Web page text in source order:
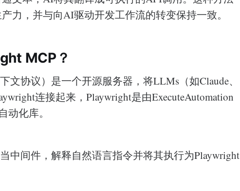
力，并与向AI驱动开发工作流的转变保持一致。
MCP？
文协议）是一个开源服务器，将LLMs（如Claude、
连接起来，Playwright是由ExecuteAutomation
化库。
中间件，解释自然语言指令并将其执行为Playwright